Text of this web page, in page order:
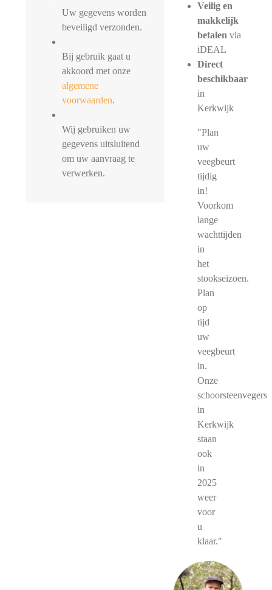
Uw gegevens worden
beveiligd verzonden.
Bij gebruik gaat u
akkoord met onze
algemene
voorwaarden.
Wij gebruiken uw
gegevens uitsluitend
om uw aanvraag te
verwerken.
Veilig en
makkelijk
betalen via
iDEAL
Direct
beschikbaar
in
Kerkwijk
"Plan
uw
veegbeurt
tijdig
in!
Voorkom
lange
wachttijden
in
het
stookseizoen.
Plan
op
tijd
uw
veegbeurt
in.
Onze
schoorsteenvegers
in
Kerkwijk
staan
ook
in
2025
weer
voor
u
klaar."